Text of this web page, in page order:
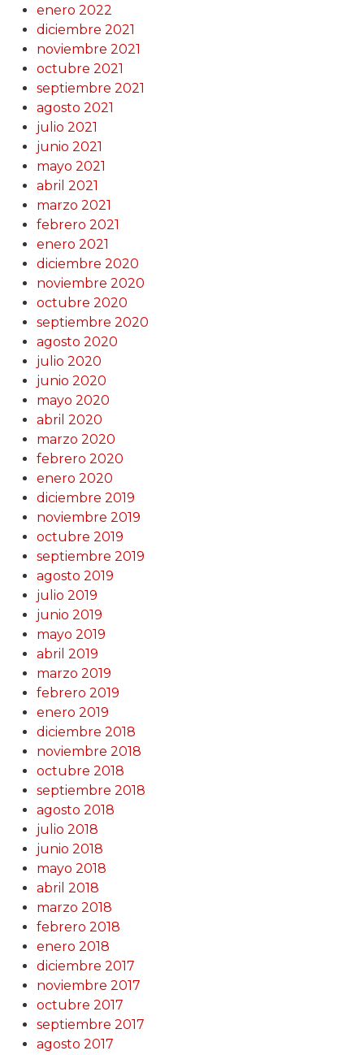
enero 2022
diciembre 2021
noviembre 2021
octubre 2021
septiembre 2021
agosto 2021
julio 2021
junio 2021
mayo 2021
abril 2021
marzo 2021
febrero 2021
enero 2021
diciembre 2020
noviembre 2020
octubre 2020
septiembre 2020
agosto 2020
julio 2020
junio 2020
mayo 2020
abril 2020
marzo 2020
febrero 2020
enero 2020
diciembre 2019
noviembre 2019
octubre 2019
septiembre 2019
agosto 2019
julio 2019
junio 2019
mayo 2019
abril 2019
marzo 2019
febrero 2019
enero 2019
diciembre 2018
noviembre 2018
octubre 2018
septiembre 2018
agosto 2018
julio 2018
junio 2018
mayo 2018
abril 2018
marzo 2018
febrero 2018
enero 2018
diciembre 2017
noviembre 2017
octubre 2017
septiembre 2017
agosto 2017